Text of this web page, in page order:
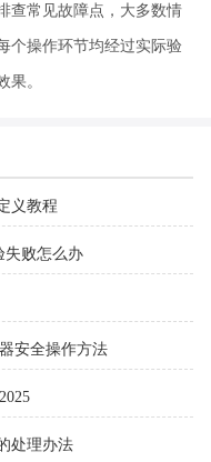
查常见故障点，大多数情
个操作环节均经过实际验
果。
义教程
失败怎么办
安全操作方法
处理办法